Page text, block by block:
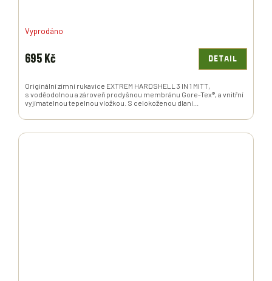
Vyprodáno
695 Kč DETAIL
Originální zimní rukavice EXTREM HARDSHELL 3 IN 1 MITT,
s voděodolnou a zároveň prodyšnou membránu Gore-Tex®, a vnitřní
vyjímatelnou tepelnou vložkou. S celokoženou dlaní...